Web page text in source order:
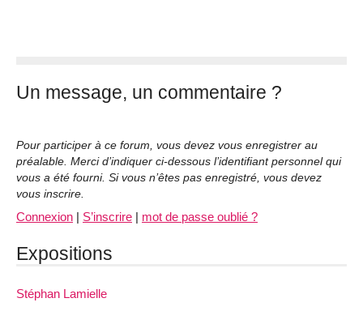
Un message, un commentaire ?
Pour participer à ce forum, vous devez vous enregistrer au
préalable. Merci d’indiquer ci-dessous l’identifiant personnel qui
vous a été fourni. Si vous n’êtes pas enregistré, vous devez
vous inscrire.
Connexion | S’inscrire | mot de passe oublié ?
Expositions
Stéphan Lamielle